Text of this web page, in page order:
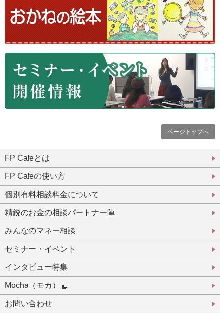
ページトップへ
FP Cafeとは
FP Cafeの使い方
個別有料相談料金について
精鋭のお金の相談パートナー陣
みんなのマネー相談
セミナー・イベント
インタビュー特集
Mocha（モカ）
お問い合わせ